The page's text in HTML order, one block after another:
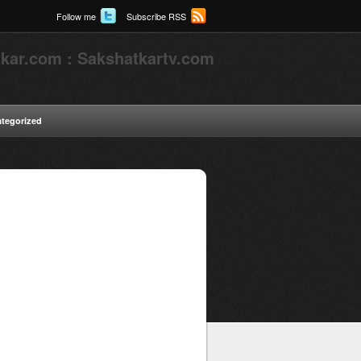
Follow me Subscribe RSS
: Sakshatkartv.com